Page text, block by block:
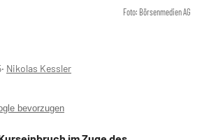
Foto: Börsenmedien AG
‧ Nikolas Kessler
bevorzugen